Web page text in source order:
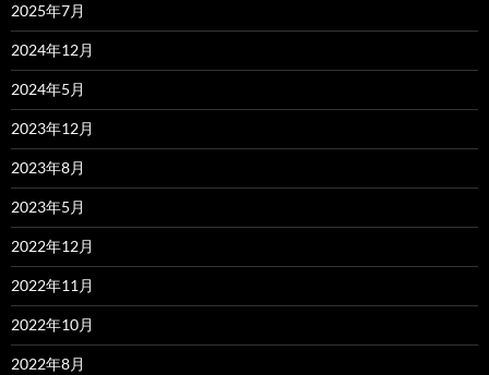
2025年7月
2024年12月
2024年5月
2023年12月
2023年8月
2023年5月
2022年12月
2022年11月
2022年10月
2022年8月